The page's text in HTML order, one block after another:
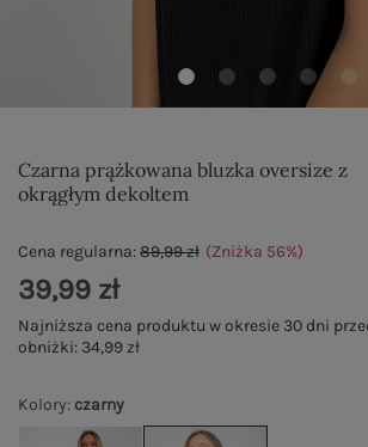
Czarna prążkowana bluzka oversize z
okrągłym dekoltem
Kolory: czarny
Cena regularna:89,99 zł (Zniżka 56%)
39,99 zł
Najniższa cena produktu w okresie 30 dni
obniżki: 34,99 zł